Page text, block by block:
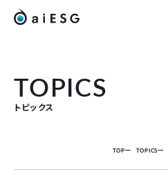
TOPICS
トピックス
TOP TOPICS